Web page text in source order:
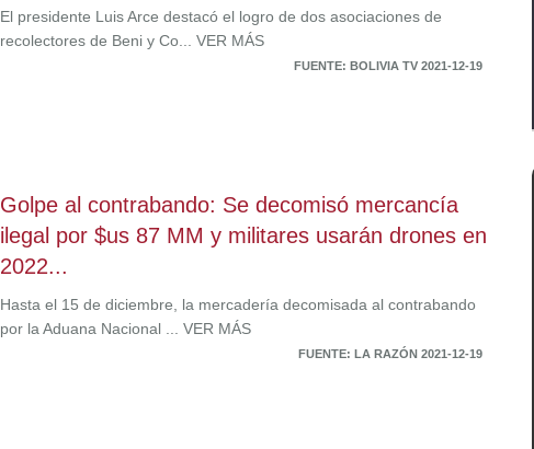
El presidente Luis Arce destacó el logro de dos asociaciones de
recolectores de Beni y Co... VER MÁS
FUENTE: BOLIVIA TV 2021-12-19
Golpe al contrabando: Se decomisó mercancía
ilegal por $us 87 MM y militares usarán drones en
2022...
Hasta el 15 de diciembre, la mercadería decomisada al contrabando
por la Aduana Nacional ... VER MÁS
FUENTE: LA RAZÓN 2021-12-19